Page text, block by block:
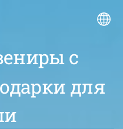
с
для